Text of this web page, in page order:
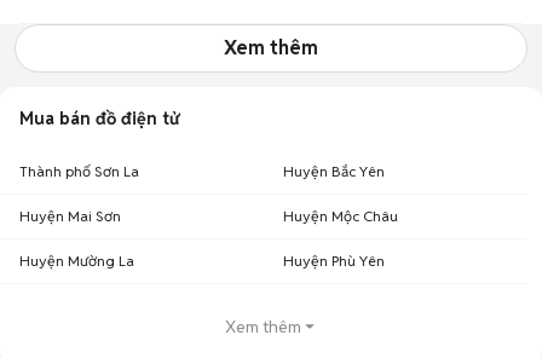
Xem thêm
Mua bán đồ điện tử
Thành phố Sơn La Huyện Bắc Yên
Huyện Mai Sơn Huyện Mộc Châu
Huyện Mường La Huyện Phù Yên
Xem thêm